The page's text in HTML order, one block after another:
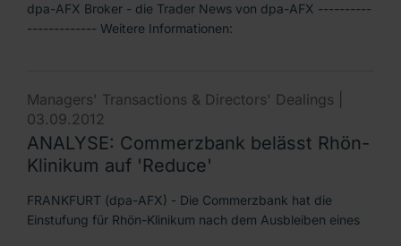
dpa-AFX Broker - die Trader News von dpa-AFX ----------
------------- Weitere Informationen:
Managers' Transactions & Directors' Dealings |
03.09.2012
ANALYSE: Commerzbank belässt Rhön-
Klinikum auf 'Reduce'
FRANKFURT (dpa-AFX) - Die Commerzbank hat die
Einstufung für Rhön-Klinikum nach dem Ausbleiben eines